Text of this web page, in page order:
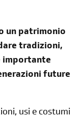
un patrimonio
tradizioni,
importante
future
usi e costumi